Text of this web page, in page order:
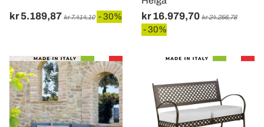
kr 5.189,87 kr 7.414,10 - 30% kr 16.979,70 kr 24.256,78
- 30%